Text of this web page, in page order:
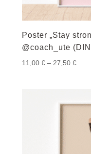
Poster „Stay
@coach_ute
11,00 € – 27,50 €